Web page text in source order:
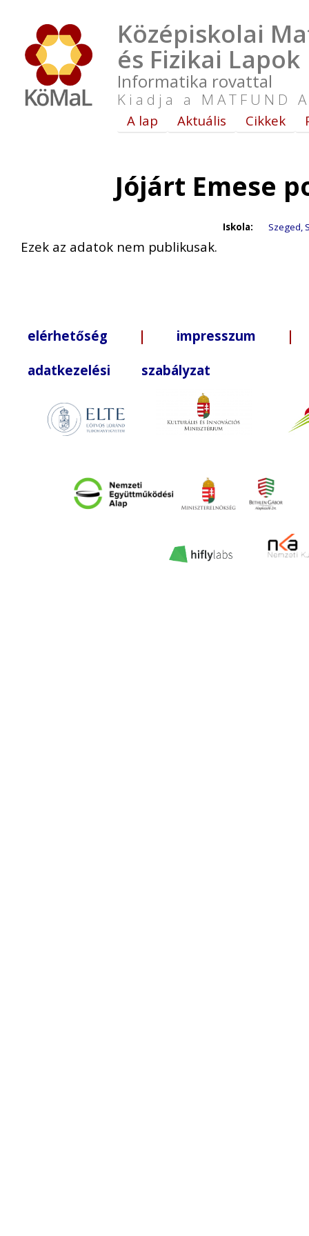
Középiskolai
és Fizikai Lapok
Informatika rovattal
Kiadja a MATFUND
A lap Aktuális Cikkek
Jójárt Emese
Iskola: Szeged,
Ezek az adatok nem publikusak.
elérhetőség | impresszum |
adatkezelési szabályzat